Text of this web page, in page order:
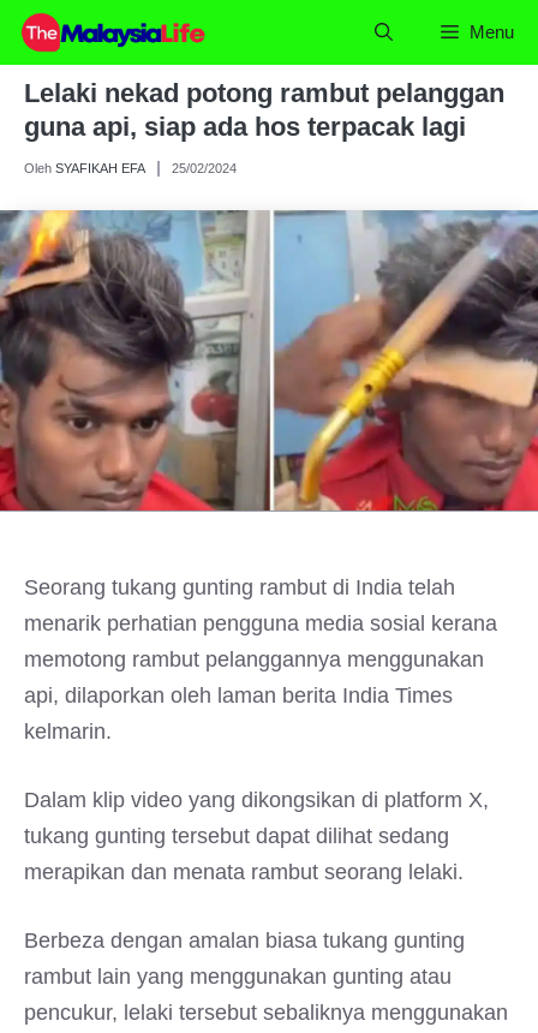
Skip
content
Menu
Lelaki nekad potong rambut pelanggan
guna api, siap ada hos terpacak lagi
Oleh SYAFIKAH EFA 25/02/2024
Seorang tukang gunting rambut di India telah
menarik perhatian pengguna media sosial kerana
memotong rambut pelanggannya menggunakan
api, dilaporkan oleh laman berita India Times
kelmarin.
Dalam klip video yang dikongsikan di platform X,
tukang gunting tersebut dapat dilihat sedang
merapikan dan menata rambut seorang lelaki.
Berbeza dengan amalan biasa tukang gunting
rambut lain yang menggunakan gunting atau
pencukur, lelaki tersebut sebaliknya menggunakan